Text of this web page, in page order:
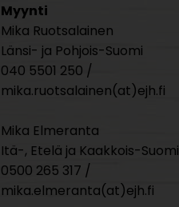
Myynti
Mika Ruotsalainen
Länsi- ja Pohjois-Suomi
040 5501 250 /
mika.ruotsalainen(at)ejh.fi
Mika Elmeranta
Itä-, Etelä ja Kaakkois-Suomi
0500 265 317 /
mika.elmeranta(at)ejh.fi